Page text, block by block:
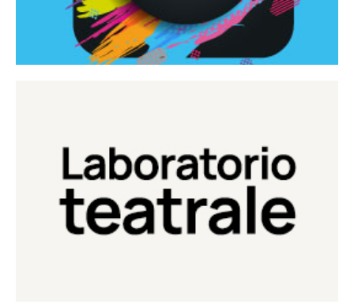
Laboratorio Teatrale
Laboratorio di teatro del Teatro Eduardo de Filippo
Continua